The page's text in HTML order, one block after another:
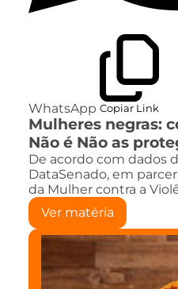
WhatsApp Copiar Link
Mulheres negras:
Não é Não as
De acordo com dados
DataSenado, em
da Mulher contra a
Ver matéria